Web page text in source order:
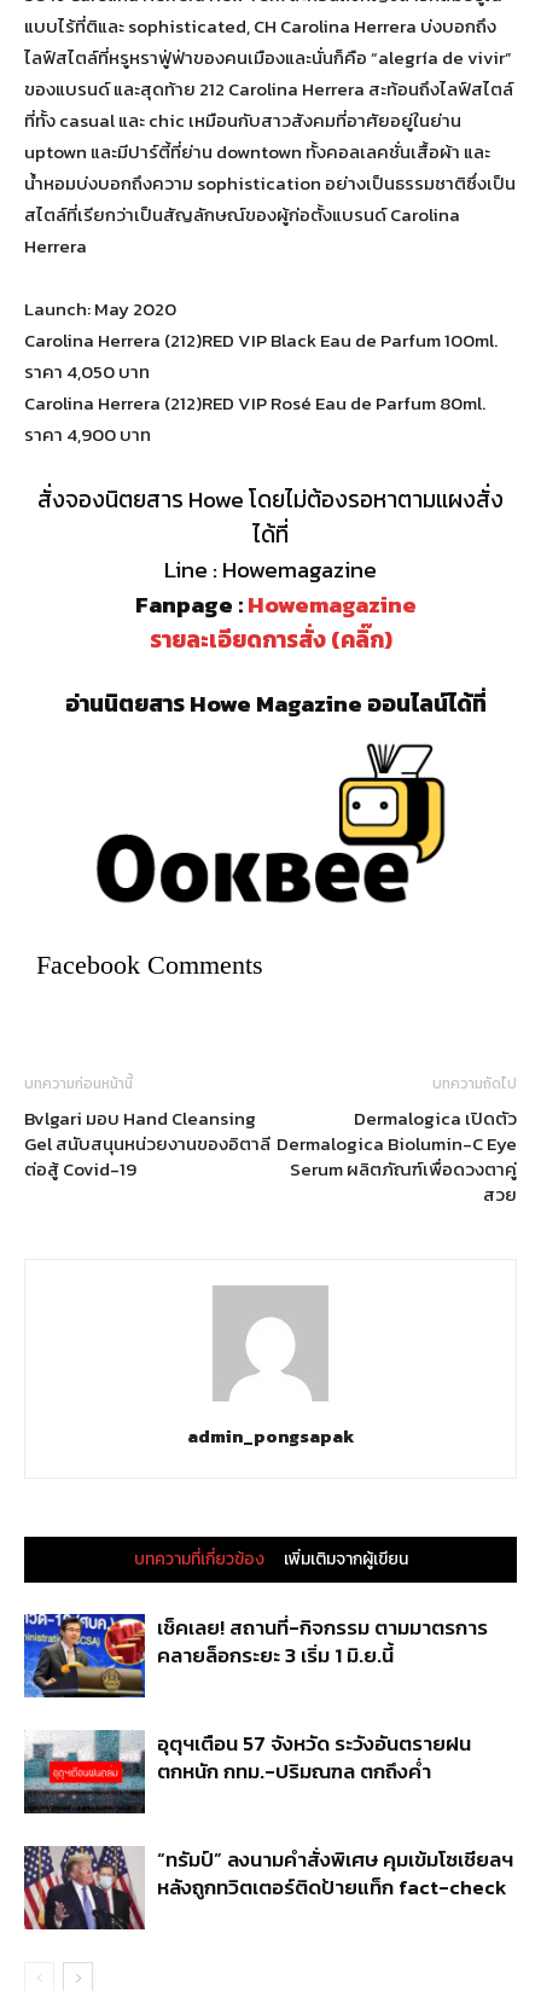
แบบไร้ที่ติและ sophisticated, CH Carolina Herrera บ่งบอกถึง
ไลฟ์สไตล์ที่หรูหราฟู่ฟ่าของคนเมืองและนั่นก็คือ “alegría de vivir”
ของแบรนด์ และสุดท้าย 212 Carolina Herrera สะท้อนถึงไลฟ์สไตล์
ที่ทั้ง casual และ chic เหมือนกับสาวสังคมที่อาศัยอยู่ในย่าน
uptown และมีปาร์ตี้ที่ย่าน downtown ทั้งคอลเลคชั่นเสื้อผ้า และ
น้ำหอมบ่งบอกถึงความ sophistication อย่างเป็นธรรมชาติซึ่งเป็น
สไตล์ที่เรียกว่าเป็นสัญลักษณ์ของผู้ก่อตั้งแบรนด์ Carolina
Herrera
Launch: May 2020
Carolina Herrera (212)RED VIP Black Eau de Parfum 100ml.
ราคา 4,050 บาท
Carolina Herrera (212)RED VIP Rosé Eau de Parfum 80ml.
ราคา 4,900 บาท
สั่งจองนิตยสาร Howe โดยไม่ต้องรอหาตามแผงสั่ง
ได้ที่
Line : Howemagazine
Fanpage :Howemagazine
รายละเอียดการสั่ง (คลิ๊ก)
อ่านนิตยสาร Howe Magazine ออนไลน์ได้ที่
Facebook Comments
บทความก่อนหน้านี้
Bvlgari มอบ Hand Cleansing
Gel สนับสนุนหน่วยงานของอิตาลี
ต่อสู้ Covid-19
บทความถัดไป
Dermalogica เปิดตัว
Dermalogica Biolumin-C Eye
Serum ผลิตภัณฑ์เพื่อดวงตาคู่
สวย
admin_pongsapak
บทความที่เกี่ยวข้อง เพิ่มเติมจากผู้เขียน
เช็คเลย! สถานที่-กิจกรรม ตามมาตรการ
คลายล็อกระยะ 3 เริ่ม 1 มิ.ย.นี้
อุตุฯเตือน 57 จังหวัด ระวังอันตรายฝน
ตกหนัก กทม.-ปริมณฑล ตกถึงค่ำ
“ทรัมป์” ลงนามคำสั่งพิเศษ คุมเข้มโซเชียลฯ
หลังถูกทวิตเตอร์ติดป้ายแท็ก fact-check